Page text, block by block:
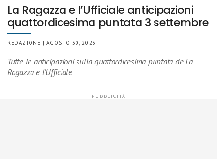
La Ragazza e l’Ufficiale anticipazioni
quattordicesima puntata 3 settembre
REDAZIONE | AGOSTO 30, 2023
Tutte le anticipazioni sulla quattordicesima puntata de La
Ragazza e l’Ufficiale